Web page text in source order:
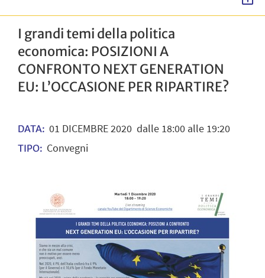
I grandi temi della politica
economica: POSIZIONI A
CONFRONTO NEXT GENERATION
EU: L’OCCASIONE PER RIPARTIRE?
DATA: 01 DICEMBRE2020dalle 18:00 alle 19:20
TIPO: Convegni